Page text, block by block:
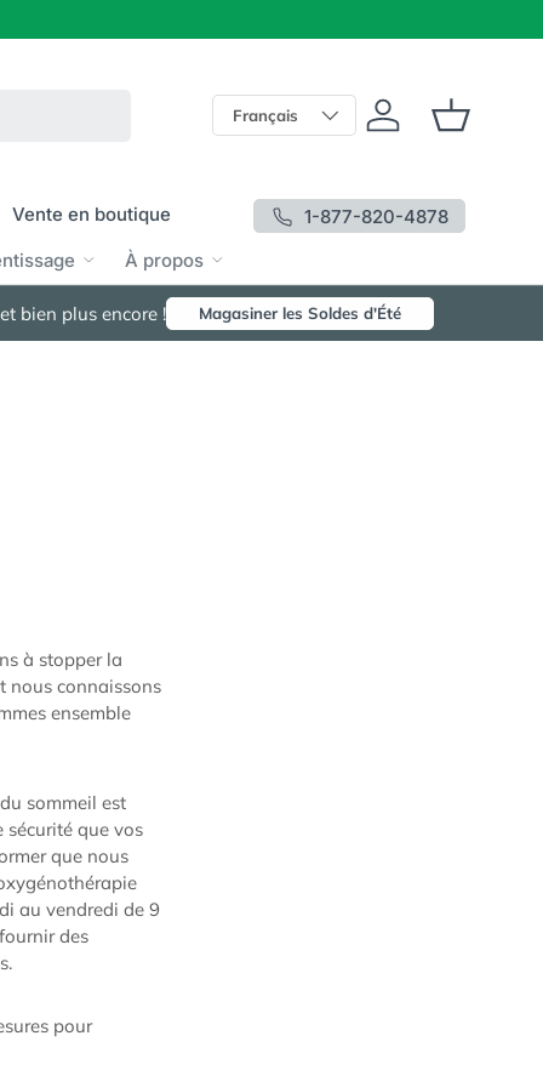
Langue
Français Se connecter
Panier
Vente en boutique
À propos
1-877-820-4878
bien plus encore ! Magasiner les Soldes d'Été
à stopper la
nous connaissons
ensemble
sommeil est
que vos
que nous
au vendredi de 9
des
pour